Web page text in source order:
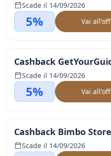
Scade il 14/09/2026
5% Vai
Cashback
Scade il 14/09/2026
5% Vai
Cashback Bimbo Store
Scade il 14/09/2026